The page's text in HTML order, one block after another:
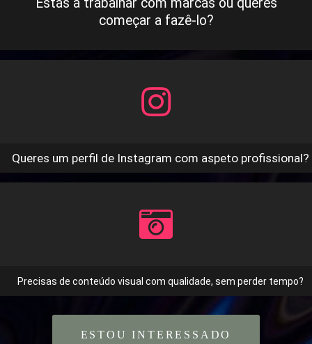
Estás a trabalhar com marcas ou queres
começar a fazê-lo?
Queres um perfil de Instagram com aspeto profissional?
Precisas de conteúdo visual com qualidade, sem perder tempo?
ESTOU INTERESSADO